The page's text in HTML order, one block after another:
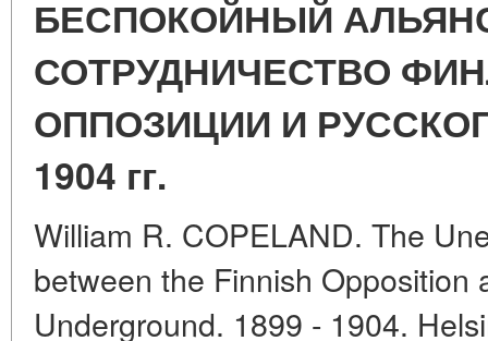
БЕСПОКОЙНЫЙ
СОТРУДНИЧЕСТВО
ОППОЗИЦИИ И
1904 гг.
William R. COPELAND. The
between the Finnish Opposition
Underground. 1899 - 1904.